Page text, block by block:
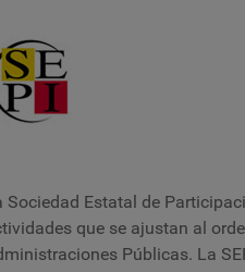
Sociedad Estatal de
que se ajustan al
Públicas. La